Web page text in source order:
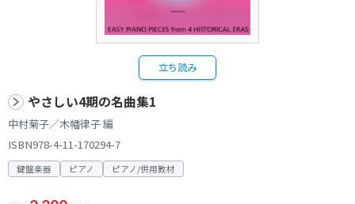
立ち読み
やさしい4期の名曲集1
中村菊子／木幡律子 編
ISBN978-4-11-170294-7
鍵盤楽器 ピアノ ピアノ/併用教材